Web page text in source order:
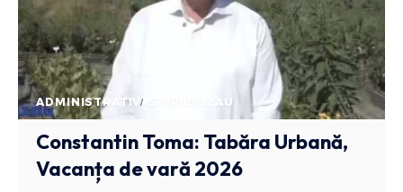
ADMINISTRATIV STIRI BUZAU
Constantin Toma: Tabăra Urbană,
Vacanța de vară 2026